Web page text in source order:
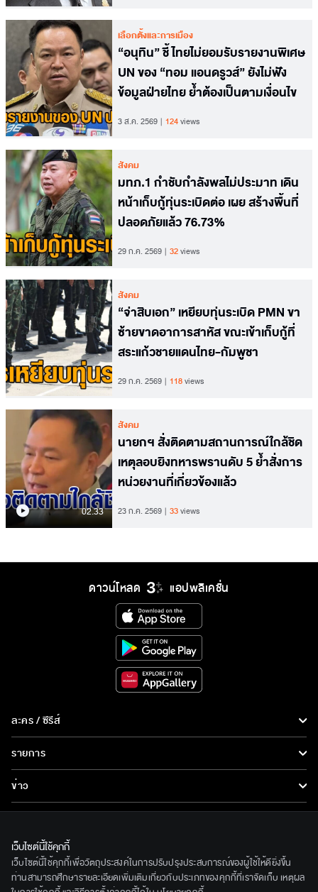
เลือกตั้งและการเมือง
“อนุทิน” ชี้ ไทยไม่ยอมรับรายงานพิเศษ
UN ของ “ทอม แอนดรูวส์” ยังไม่ฟัง
ข้อมูลฝ่ายไทย ย้ำต้องเป็นตามเงื่อนไข
3 ส.ค. 2569 124views
สังคม
มทภ.1 กำชับกำลังพลไม่ประมาท เดิน
หน้าเก็บกู้ทุ่นระเบิดต่อ เผย สร้างพื้นที่
ปลอดภัยแล้ว 76.73%
29 ก.ค. 2569 32views
สังคม
“จ่าสิบเอก” เหยียบทุ่นระเบิด PMN ขา
ซ้ายขาดอาการสาหัส ขณะเข้าเก็บกู้ที่
สระแก้วชายแดนไทย-กัมพูชา
29 ก.ค. 2569 118views
02.33
สังคม
นายกฯ สั่งติดตามสถานการณ์ใกล้ชิด
เหตุลอบยิงทหารพรานดับ 5 ย้ำสั่งการ
หน่วยงานที่เกี่ยวข้องแล้ว
23 ก.ค. 2569 33views
ดาวน์โหลด แอปพลิเคชั่น
ละคร / ซีรีส์
ละคร/ซีรีส์
ซีรีส์นานาชาติ
การ์ตูน & เกม
รายการ
รายการทั้งหมด
ข่าว
ข่าวทั้งหมด
ข่าวประชาสัมพันธ์
ทีวีออนไลน์
เกี่ยวกับเรา
BEC World
ติดตามเราได้ที่
เว็บไซต์นี้ใช้คุกกี้
เว็บไซต์นี้ใช้คุกกี้เพื่อวัตถุประสงค์ในการปรับปรุงประสบการณ์ของผู้ใช้ให้ดียิ่งขึ้น
ท่านสามารถศึกษารายละเอียดเพิ่มเติมเกี่ยวกับประเภทของคุกกี้ที่เราจัดเก็บ เหตุผล